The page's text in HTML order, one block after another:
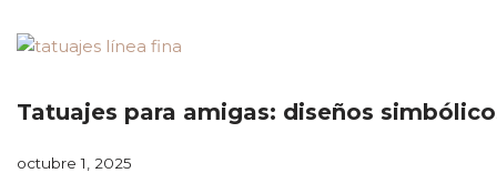
Tatuajes para amigas: diseños
octubre 1, 2025